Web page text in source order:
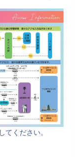
ください。